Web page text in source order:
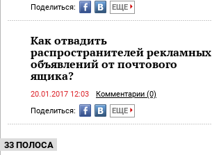
Поделиться: ЕЩЕ
Как отвадить
распространителей рекламных
объявлений от почтового
ящика?
20.01.2017 12:03
Комментарии (0)
Поделиться:
ЕЩЕ
33 ПОЛОСА